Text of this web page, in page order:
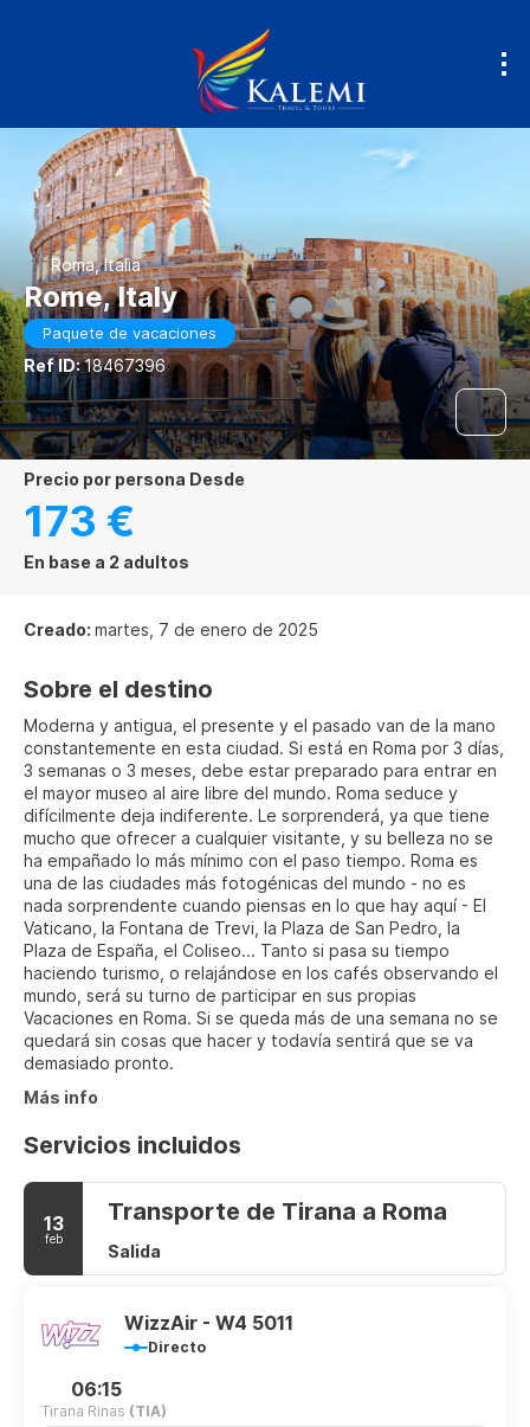
Roma, Italia
Rome, Italy
Paquete de vacaciones
Ref ID:18467396
precio por persona Desde
173 €
En base a 2 adultos
Creado: martes, 7 de enero de 2025
Sobre el destino
Moderna y antigua, el presente y el pasado van de la mano
constantemente en esta ciudad. Si está en Roma por 3 días,
3 semanas o 3 meses, debe estar preparado para entrar en
el mayor museo al aire libre del mundo. Roma seduce y
difícilmente deja indiferente. Le sorprenderá, ya que tiene
mucho que ofrecer a cualquier visitante, y su belleza no se
ha empañado lo más mínimo con el paso tiempo. Roma es
una de las ciudades más fotogénicas del mundo - no es
nada sorprendente cuando piensas en lo que hay aquí - El
Vaticano, la Fontana de Trevi, la Plaza de San Pedro, la
Plaza de España, el Coliseo... Tanto si pasa su tiempo
haciendo turismo, o relajándose en los cafés observando el
mundo, será su turno de participar en sus propias
Vacaciones en Roma. Si se queda más de una semana no se
quedará sin cosas que hacer y todavía sentirá que se va
demasiado pronto.
Más info
Servicios incluidos
13
feb
Transporte de Tirana a Roma
Salida
WizzAir - W4 5011
Directo
06:15
Tirana Rinas (TIA)